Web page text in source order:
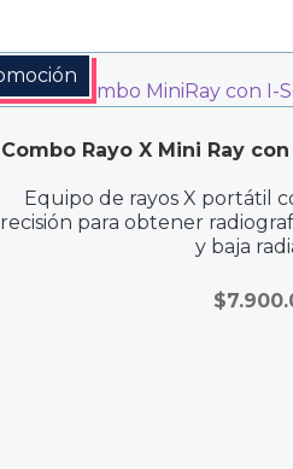
Combo Rayo X
Equipo de rayos X portátil
para obtener
y baja
$